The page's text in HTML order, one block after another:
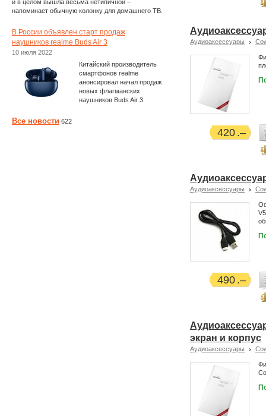
Аудиоаксессуары
420
Аудиоаксессуары
490
экран и корпус
Аудиоаксессуары
и в целом вышла весьма нетипичной –
напоминает обычную колонку для домашнего ТВ.
В России объявлен старт продаж
наушников realme Buds Air 3
10 июля 2022
Китайский производитель
смартфонов realme
анонсировал начал продаж
новых флагманских
наушников Buds Air 3
Все новости 622